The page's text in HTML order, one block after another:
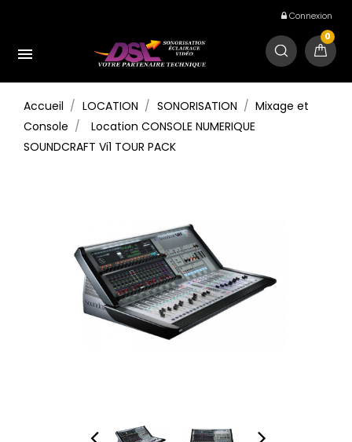
Connexion

0
Accueil LOCATION SONORISATION
Mixage et
Console
Location CONSOLE NUMERIQUE
SOUNDCRAFT Vi1 TOUR PACK